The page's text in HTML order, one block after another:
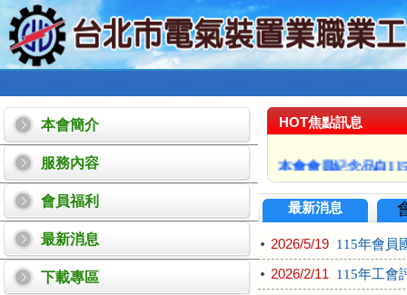
本會簡介
服務內容
會員福利
最新消息
下載專區
HOT焦點訊息
本會會員紀念品自
工會春假115年02月
115年工會會員國外
最新消息
2026/5/19 115年會員
2026/2/11 115年工會